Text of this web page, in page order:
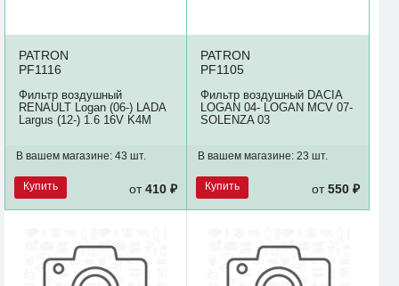
PATRON
PF1116
Фильтр воздушный
RENAULT Logan (06-) LADA
Largus (12-) 1.6 16V K4M
В вашем магазине: 43 шт.
Купить от410 ₽
PATRON
PF1105
Фильтр воздушный DACIA
LOGAN 04- LOGAN MCV 07-
SOLENZA 03
В вашем магазине: 23 шт.
Купить от550 ₽